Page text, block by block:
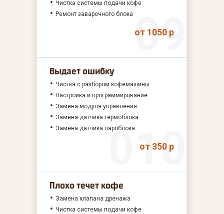
Чистка системы подачи кофе
Ремонт заварочного блока
от 1050 р
Выдает ошибку
Чистка с разбором кофемашины
Настройка и программирование
Замена модуля управления
Замена датчика термоблока
Замена датчика пароблока
от 350 р
Плохо течет кофе
Замена клапана дренажа
Чистка системы подачи кофе